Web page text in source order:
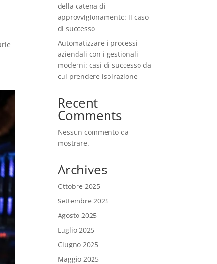
della catena di
approvvigionamento: il caso
di successo
Automatizzare i processi
aziendali con i gestionali
moderni: casi di successo da
cui prendere ispirazione
Recent
Comments
Nessun commento da
mostrare.
Archives
Ottobre 2025
Settembre 2025
Agosto 2025
Luglio 2025
Giugno 2025
Maggio 2025